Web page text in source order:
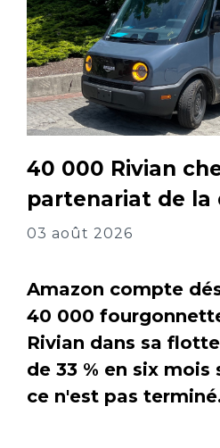
40 000 Rivian
partenariat de la
03 août 2026
Amazon compte
40 000
Rivian dans sa
de 33 % en six
ce n'est pas